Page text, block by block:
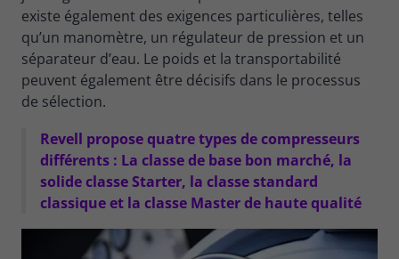
existe également des exigences particulières, telles
qu’un manomètre, un régulateur de pression et un
séparateur d’eau. Le poids et la transportabilité
peuvent également être décisifs dans le processus
de sélection.
Revell propose quatre types de compresseurs
différents : La classe de base bon marché, la
solide classe Starter, la classe standard
classique et la classe Master de haute qualité